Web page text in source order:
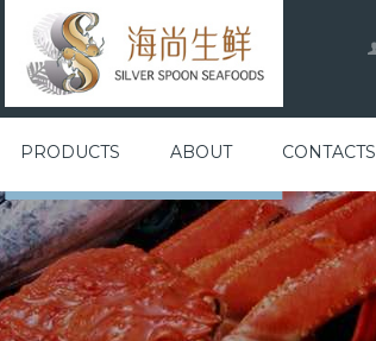
PRODUCTS ABOUT CONTACTS